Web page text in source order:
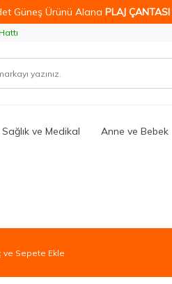
Güneş Ürünü Alana PLAJ ÇANTASI
Sağlık ve Medikal Anne ve Bebek
ve Sepete Ekle